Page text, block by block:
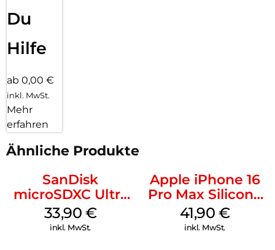
Du
Hilfe
ab 0,00 €
inkl. MwSt.
Mehr
erfahren
Ähnliche Produkte
SanDisk
microSDXC Ultra
128 GB + Adapter
Mobile
33,90 €
inkl. MwSt.
Apple iPhone 16
Pro Max Silicone
Case MagSafe
Ultramarine
41,90 €
inkl. MwSt.